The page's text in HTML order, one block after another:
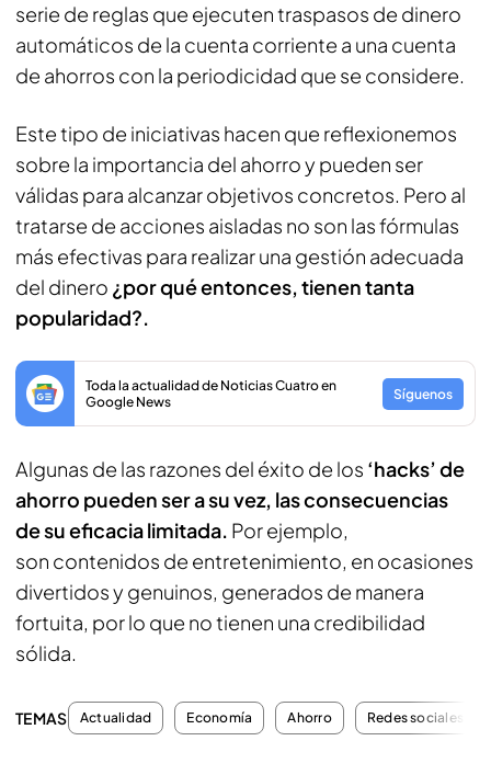
serie de reglas que ejecuten traspasos de dinero
automáticos de la cuenta corriente a una cuenta
de ahorros con la periodicidad que se considere.
Este tipo de iniciativas hacen que reflexionemos
sobre la importancia del ahorro y pueden ser
válidas para alcanzar objetivos concretos. Pero al
tratarse de acciones aisladas no son las fórmulas
más efectivas para realizar una gestión adecuada
del dinero ¿por qué entonces, tienen tanta
popularidad?.
Toda la actualidad de Noticias Cuatro en
Google News
Síguenos
Algunas de las razones del éxito de los ‘hacks’ de
ahorro pueden ser a su vez, las consecuencias
de su eficacia limitada. Por ejemplo,
son contenidos de entretenimiento, en ocasiones
divertidos y genuinos, generados de manera
fortuita, por lo que no tienen una credibilidad
sólida.
TEMAS Actualidad Economía Ahorro Redes sociales